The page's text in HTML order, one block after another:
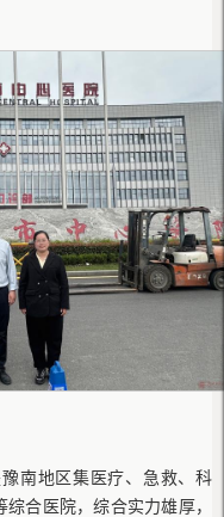
豫南地区集医疗、急救、科
合医院，综合实力雄厚，